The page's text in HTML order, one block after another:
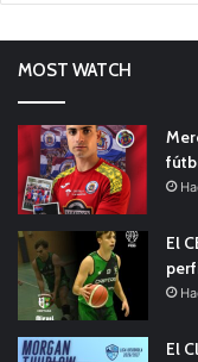
MOST WATCH
El
El